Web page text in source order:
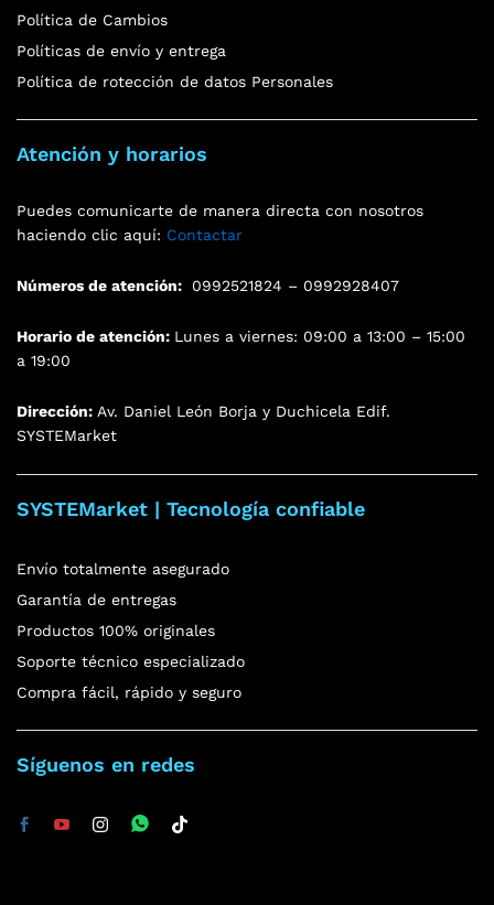
Política de Cambios
Políticas de envío y entrega
Política de rotección de datos Personales
Atención y horarios
Puedes comunicarte de manera directa con nosotros
haciendo clic aquí: Contactar
Números de atención: 0992521824 – 0992928407
Horario de atención: Lunes a viernes: 09:00 a 13:00 – 15:00
a 19:00
Dirección: Av. Daniel León Borja y Duchicela Edif.
SYSTEMarket
SYSTEMarket | Tecnología confiable
Envío totalmente asegurado
Garantía de entregas
Productos 100% originales
Soporte técnico especializado
Compra fácil, rápido y seguro
Síguenos en redes